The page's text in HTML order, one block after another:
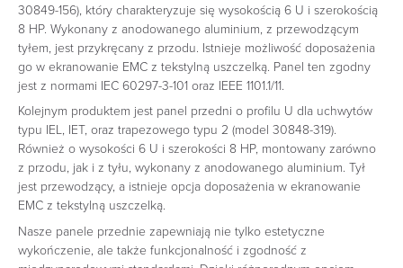
30849-156), który charakteryzuje się wysokością 6 U i szerokością
8 HP. Wykonany z anodowanego aluminium, z przewodzącym
tyłem, jest przykręcany z przodu. Istnieje możliwość doposażenia
go w ekranowanie EMC z tekstylną uszczelką. Panel ten zgodny
jest z normami IEC 60297-3-101 oraz IEEE 1101.1/11.
Kolejnym produktem jest panel przedni o profilu U dla uchwytów
typu IEL, IET, oraz trapezowego typu 2 (model 30848-319).
Również o wysokości 6 U i szerokości 8 HP, montowany zarówno
z przodu, jak i z tyłu, wykonany z anodowanego aluminium. Tył
jest przewodzący, a istnieje opcja doposażenia w ekranowanie
EMC z tekstylną uszczelką.
Nasze panele przednie zapewniają nie tylko estetyczne
wykończenie, ale także funkcjonalność i zgodność z